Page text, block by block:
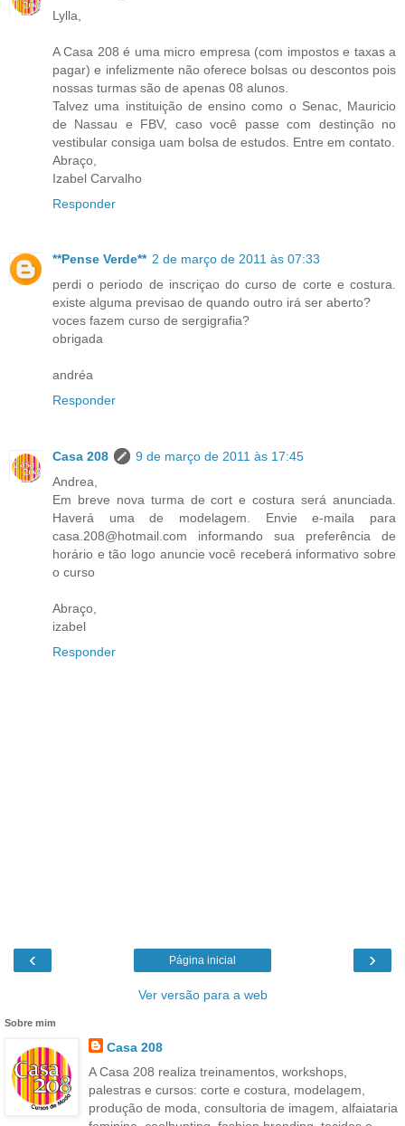
Lylla,
A Casa 208 é uma micro empresa (com impostos e taxas a
pagar) e infelizmente não oferece bolsas ou descontos pois
nossas turmas são de apenas 08 alunos.
Talvez uma instituição de ensino como o Senac, Mauricio
de Nassau e FBV, caso você passe com destinção no
vestibular consiga uam bolsa de estudos. Entre em contato.
Abraço,
Izabel Carvalho
Responder
**Pense Verde** 2 de março de 2011 às 07:33
perdi o periodo de inscriçao do curso de corte e costura.
existe alguma previsao de quando outro irá ser aberto?
voces fazem curso de sergigrafia?
obrigada
andréa
Responder
Casa 208
9 de março de 2011 às 17:45
Andrea,
Em breve nova turma de cort e costura será anunciada.
Haverá uma de modelagem. Envie e-maila para
casa.208@hotmail.com informando sua preferência de
horário e tão logo anuncie você receberá informativo sobre
o curso
Abraço,
izabel
Responder
‹ ›
Página inicial
Ver versão para a web
Sobre mim
Casa 208
A Casa 208 realiza treinamentos, workshops,
palestras e cursos: corte e costura, modelagem,
produção de moda, consultoria de imagem, alfaiataria